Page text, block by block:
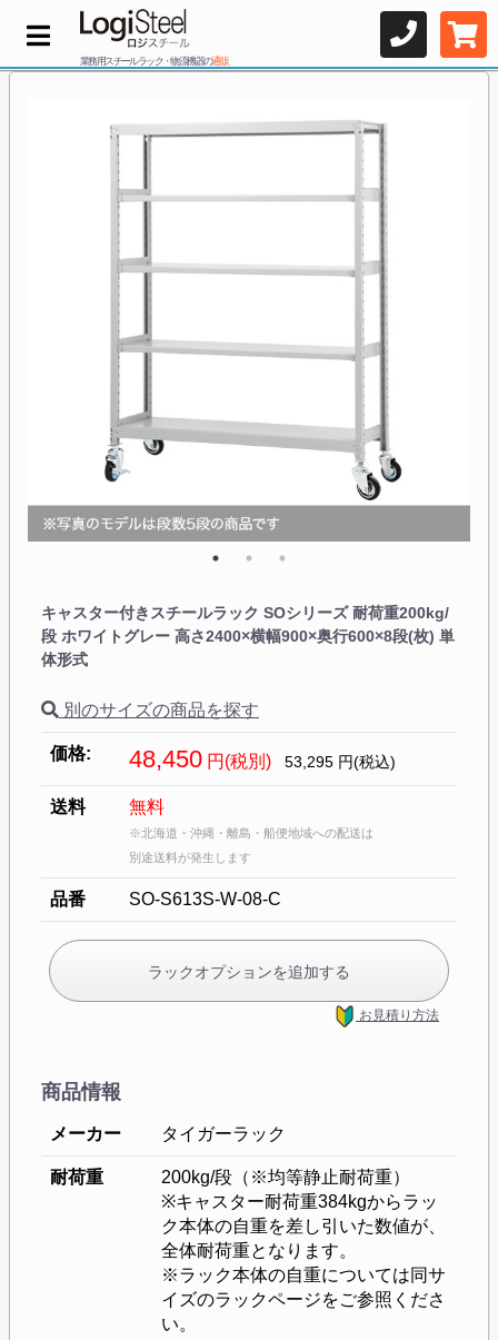
業務用スチールラック・物流機器の通販
キャスター付きスチールラック SOシリーズ 耐荷重200kg/
段 ホワイトグレー 高さ2400×横幅900×奥行600×8段(枚) 単
体形式
別のサイズの商品を探す
価格: 48,450 円(税別) 53,295 円(税込)
送料 無料
※北海道・沖縄・離島・船便地域への配送は
別途送料が発生します
品番 SO-S613S-W-08-C
ラックオプションを追加する
お見積り方法
商品情報
メーカー タイガーラック
耐荷重
200kg/段（※均等静止耐荷重）
※キャスター耐荷重384kgからラッ
ク本体の自重を差し引いた数値が、
全体耐荷重となります。
※ラック本体の自重については同サ
イズのラックページをご参照くださ
い。